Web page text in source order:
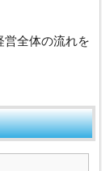
営全体の流れを